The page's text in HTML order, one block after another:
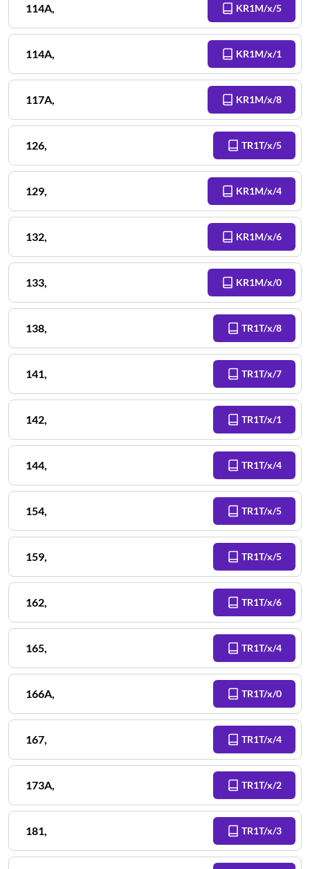
114A, KR1M/x/5
114A, KR1M/x/1
117A, KR1M/x/8
126, TR1T/x/5
129, KR1M/x/4
132, KR1M/x/6
133, KR1M/x/0
138, TR1T/x/8
141, TR1T/x/7
142, TR1T/x/1
144, TR1T/x/4
154, TR1T/x/5
159, TR1T/x/5
162, TR1T/x/6
165, TR1T/x/4
166A, TR1T/x/0
167, TR1T/x/4
173A, TR1T/x/2
181, TR1T/x/3